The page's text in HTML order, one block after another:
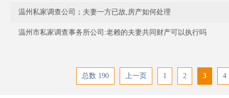
温州私家调查公司；夫妻一方已故,房产如何处理
温州市私家调查事务所公司:老赖的夫妻共同财产可以执行吗
总数 190 上一页 1 2 3 4